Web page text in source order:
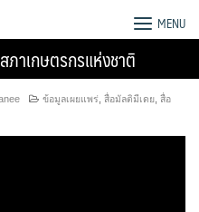
MENU
ภาเกษตรกรแห่งชาติ
ข้อมูลเผยแพร่ สื่อมัลติมีเดย สื่อ